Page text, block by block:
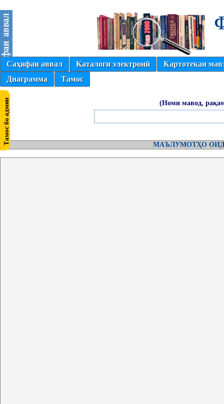
Саҳифаи аввал Каталоги электронӣ
Картотекаи
Диаграмма
Тамос
(Номи мавод,
МАЪЛУМОТҲО